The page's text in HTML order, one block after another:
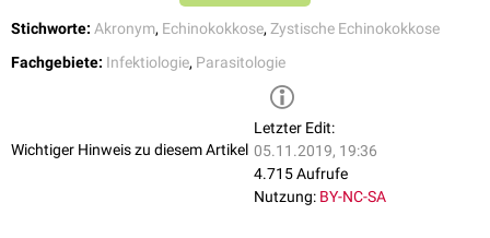
Stichworte: Akronym, Echinokokkose, Zystische Echinokokkose
Fachgebiete: Infektiologie, Parasitologie
Wichtiger Hinweis zu diesem Artikel
Letzter Edit:
05.11.2019, 19:36
4.715 Aufrufe
Nutzung: BY-NC-SA